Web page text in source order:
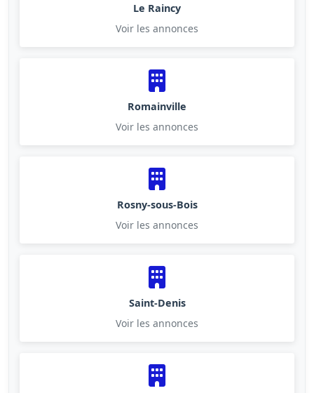
Le Raincy
Voir les annonces
Romainville
Voir les annonces
Rosny-sous-Bois
Voir les annonces
Saint-Denis
Voir les annonces